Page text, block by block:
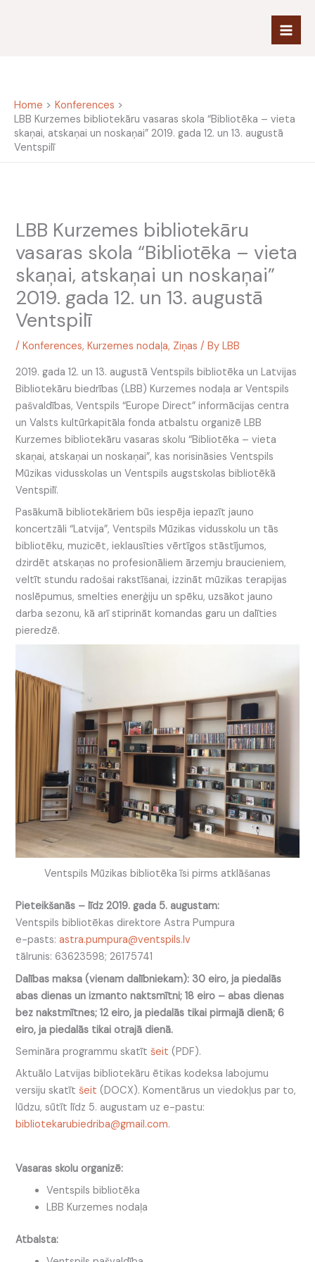
Home
Konferences
LBB Kurzemes bibliotekāru vasaras skola “Bibliotēka – vieta
skaņai, atskaņai un noskaņai” 2019. gada 12. un 13. augustā
Ventspilī
LBB Kurzemes bibliotekāru
vasaras skola “Bibliotēka – vieta
skaņai, atskaņai un noskaņai”
2019. gada 12. un 13. augustā
Ventspilī
/Konferences,Kurzemes nodaļa, Ziņas / ByLBB
2019. gada 12. un 13. augustā Ventspils bibliotēka un Latvijas
Bibliotekāru biedrības (LBB) Kurzemes nodaļa ar Ventspils
pašvaldības, Ventspils “Europe Direct” informācijas centra
un Valsts kultūrkapitāla fonda atbalstu organizē LBB
Kurzemes bibliotekāru vasaras skolu “Bibliotēka – vieta
skaņai, atskaņai un noskaņai”, kas norisināsies Ventspils
Mūzikas vidusskolas un Ventspils augstskolas bibliotēkā
Ventspilī.
Pasākumā bibliotekāriem būs iespēja iepazīt jauno
koncertzāli “Latvija”, Ventspils Mūzikas vidusskolu un tās
bibliotēku, muzicēt, ieklausīties vērtīgos stāstījumos,
dzirdēt atskaņas no profesionāliem ārzemju braucieniem,
veltīt stundu radošai rakstīšanai, izzināt mūzikas terapijas
noslēpumus, smelties enerģiju un spēku, uzsākot jauno
darba sezonu, kā arī stiprināt komandas garu un dalīties
pieredzē.
Ventspils Mūzikas bibliotēka īsi pirms atklāšanas
Pieteikšanās – līdz 2019. gada 5. augustam:
Ventspils bibliotēkas direktore Astra Pumpura
e-pasts:astra.pumpura@ventspils.lv
tālrunis: 63623598; 26175741
Dalības maksa (vienam dalībniekam): 30 eiro, ja piedalās
abas dienas un izmanto naktsmītni; 18 eiro – abas dienas
bez nakstmītnes; 12 eiro, ja piedalās tikai pirmajā dienā; 6
eiro, ja piedalās tikai otrajā dienā.
Semināra programmu skatītšeit (PDF).
Aktuālo Latvijas bibliotekāru ētikas kodeksa labojumu
versiju skatītšeit (DOCX). Komentārus un viedokļus par to,
lūdzu, sūtīt līdz 5. augustam uz e-pastu:
bibliotekarubiedriba@gmail.com.
Vasaras skolu organizē:
Ventspils bibliotēka
LBB Kurzemes nodaļa
Atbalsta: